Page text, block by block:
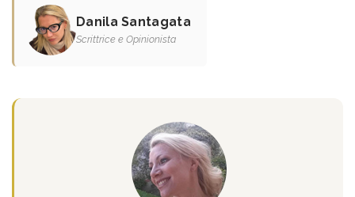
Danila Santagata
Scrittrice e Opinionista